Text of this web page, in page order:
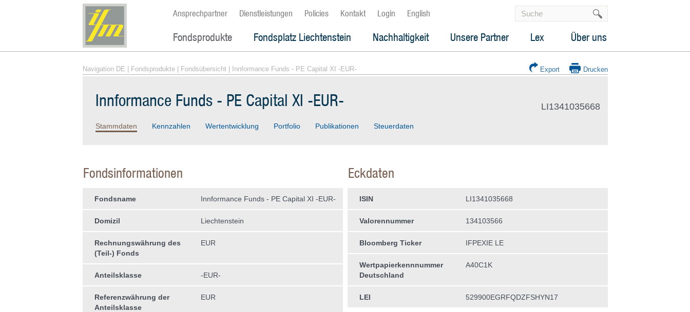
Ansprechpartner Dienstleistungen Policies Kontakt Login English
Fondsprodukte Fondsplatz Liechtenstein Nachhaltigkeit Unsere Partner Lex Über uns
Navigation DE Fondsprodukte| Fondsübersicht| Innformance Funds - PE Capital XI -EUR- Export Drucken
Innformance Funds - PE Capital XI -EUR- LI1341035668
Stammdaten Kennzahlen Wertentwicklung Portfolio Publikationen Steuerdaten
Fondsinformationen
Fondsname Innformance Funds - PE Capital XI -EUR-
Domizil Liechtenstein
Rechnungswährung des
(Teil-) Fonds
EUR
Anteilsklasse -EUR-
Referenzwährung der
Anteilsklasse
EUR
Eckdaten
ISIN LI1341035668
Valorennummer 134103566
Bloomberg Ticker IFPEXIE LE
Wertpapierkennnummer
Deutschland
A40C1K
LEI 529900EGRFQDZFSHYN17